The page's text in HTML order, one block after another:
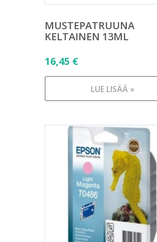
MUSTEPATRUUNA
KELTAINEN 13ML
16,45 €
LUE LISÄÄ »